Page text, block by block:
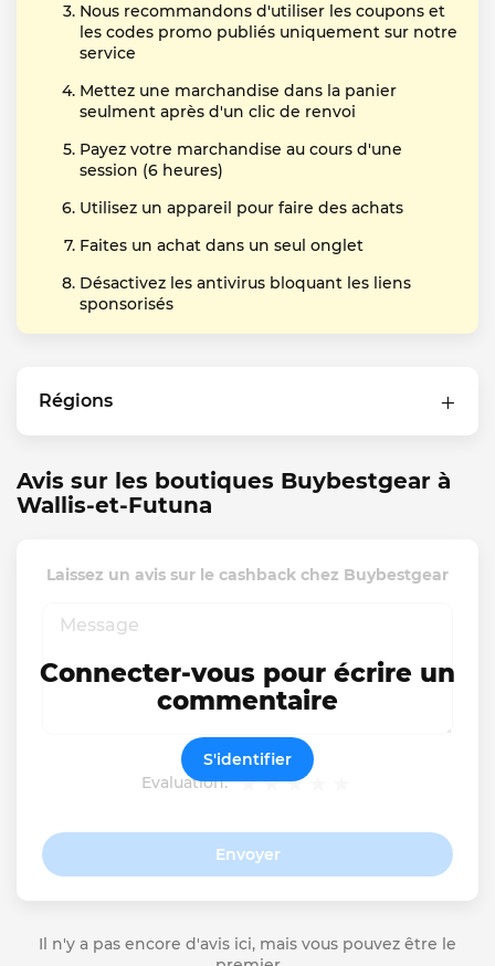
Nous recommandons d'utiliser les coupons et
les codes promo publiés uniquement sur notre
service
Mettez une marchandise dans la panier
seulment après d'un clic de renvoi
Payez votre marchandise au cours d'une
session (6 heures)
Utilisez un appareil pour faire des achats
Faites un achat dans un seul onglet
Désactivez les antivirus bloquant les liens
sponsorisés
Régions
Avis sur les boutiques Buybestgear à
Wallis-et-Futuna
Laissez un avis sur le cashback chez Buybestgear
Evaluation:
Envoyer
Connecter-vous pour écrire un
commentaire
S'identifier
Il n'y a pas encore d'avis ici, mais vous pouvez être le